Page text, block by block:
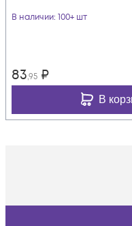
В наличии: 100+ шт
83,95 ₽
В